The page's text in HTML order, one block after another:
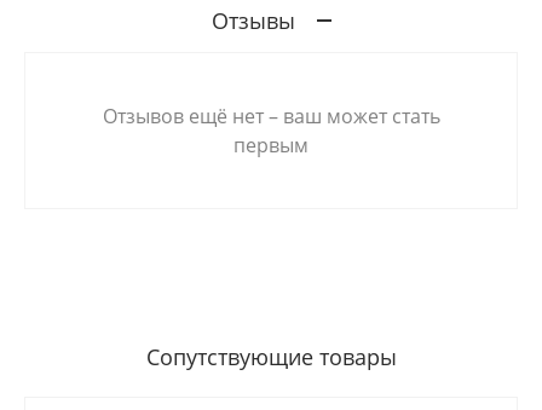
Отзывы
Отзывов ещё нет – ваш может стать
первым
Сопутствующие товары